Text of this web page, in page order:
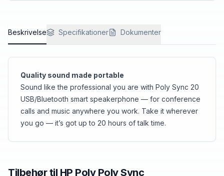
from a distance with the highly visible light bar.
Beskrivelse Specifikationer Dokumenter
Quality sound made portable
Sound like the professional you are with Poly Sync 20
USB/Bluetooth smart speakerphone — for conference
calls and music anywhere you work. Take it wherever
you go — it’s got up to 20 hours of talk time.
Tilbehør til HP Poly Poly Sync